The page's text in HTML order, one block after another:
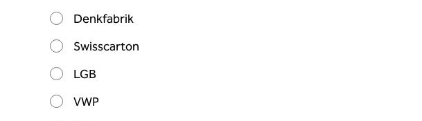
Denkfabrik
Swisscarton
LGB
VWP